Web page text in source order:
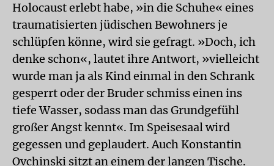
Holocaust erlebt habe, »in die Schuhe« eines
traumatisierten jüdischen Bewohners je
schlüpfen könne, wird sie gefragt. »Doch, ich
denke schon«, lautet ihre Antwort, »vielleicht
wurde man ja als Kind einmal in den Schrank
gesperrt oder der Bruder schmiss einen ins
tiefe Wasser, sodass man das Grundgefühl
großer Angst kennt«. Im Speisesaal wird
gegessen und geplaudert. Auch Konstantin
Ovchinski sitzt an einem der langen Tische.